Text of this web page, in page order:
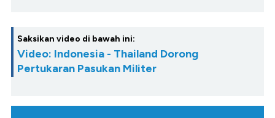
Saksikan video di bawah ini:
Video: Indonesia - Thailand Dorong
Pertukaran Pasukan Militer